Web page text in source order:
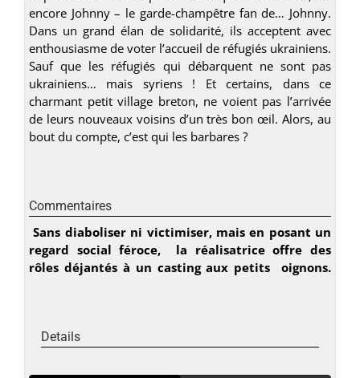
encore Johnny – le garde-champêtre fan de… Johnny.
Dans un grand élan de solidarité, ils acceptent avec
enthousiasme de voter l’accueil de réfugiés ukrainiens.
Sauf que les réfugiés qui débarquent ne sont pas
ukrainiens… mais syriens ! Et certains, dans ce
charmant petit village breton, ne voient pas l’arrivée
de leurs nouveaux voisins d’un très bon œil. Alors, au
bout du compte, c’est qui les barbares ?
Commentaires
Sans diaboliser ni victimiser, mais en posant un
regard social féroce, la réalisatrice offre des
rôles déjantés à un casting aux petits oignons.
Details